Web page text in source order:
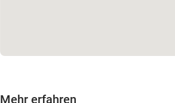
Mehr erfahren